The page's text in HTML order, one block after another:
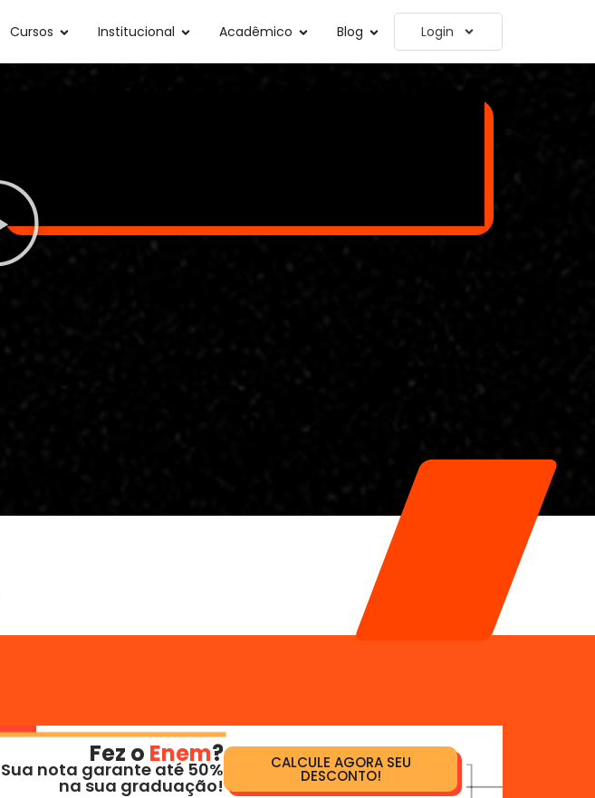
Cursos Institucional Acadêmico Blog Login
Fez o Enem?
Sua nota garante até 50%
na sua graduação!
CALCULE AGORA SEU
DESCONTO!